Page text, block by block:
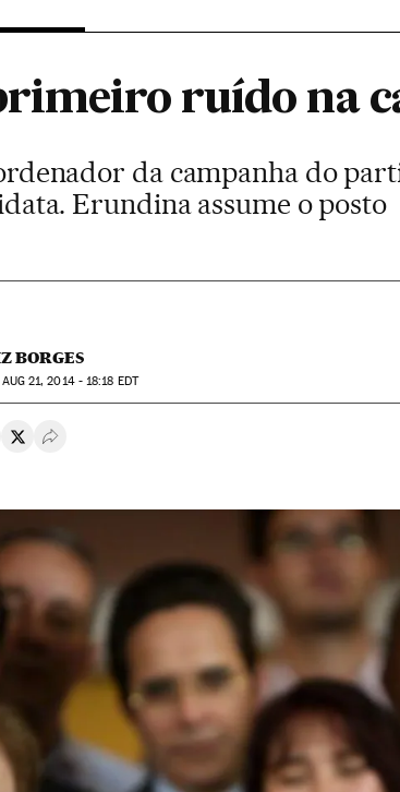
ruído na
da campanha do
Erundina assume o posto
BORGES
AUG21, 2014 - 18:18 EDT
en Whatsapp
en Facebook
Compartir en Twitter
Desplegar Redes Sociales